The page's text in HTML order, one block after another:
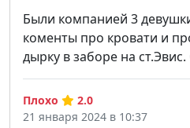
Были компанией 3
коменты про кровати и
дырку в заборе на
Плохо
2.0
21 января 2024 в 10:37